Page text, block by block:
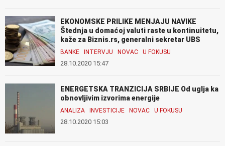
EKONOMSKE PRILIKE MENJAJU NAVIKE
Štednja u domaćoj valuti raste u kontinuitetu,
kaže za Biznis.rs, generalni sekretar UBS
BANKE INTERVJU NOVAC U FOKUSU
28.10.2020 15:47
ENERGETSKA TRANZICIJA SRBIJE Od uglja ka
obnovljivim izvorima energije
ANALIZA INVESTICIJE NOVAC U FOKUSU
28.10.2020 15:03